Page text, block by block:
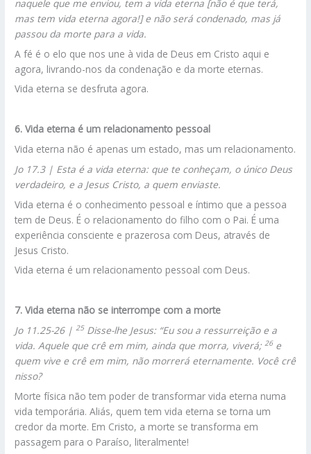
naquele que me enviou, tem a vida eterna [não é que terá,
mas tem vida eterna agora!] e não será condenado, mas já
passou da morte para a vida.
A fé é o elo que nos une à vida de Deus em Cristo aqui e
agora, livrando-nos da condenação e da morte eternas.
Vida eterna se desfruta agora.
6. Vida eterna é um relacionamento pessoal
Vida eterna não é apenas um estado, mas um relacionamento.
Jo 17.3 | Esta é a vida eterna: que te conheçam, o único Deus
verdadeiro, e a Jesus Cristo, a quem enviaste.
Vida eterna é o conhecimento pessoal e íntimo que a pessoa
tem de Deus. É o relacionamento do filho com o Pai. É uma
experiência consciente e prazerosa com Deus, através de
Jesus Cristo.
Vida eterna é um relacionamento pessoal com Deus.
7. Vida eterna não se interrompe com a morte
Jo 11.25-26 |25Disse-lhe Jesus: “Eu sou a ressurreição e a
vida. Aquele que crê em mim, ainda que morra, viverá;26e
quem vive e crê em mim, não morrerá eternamente. Você crê
nisso?
Morte física não tem poder de transformar vida eterna numa
vida temporária. Aliás, quem tem vida eterna se torna um
credor da morte. Em Cristo, a morte se transforma em
passagem para o Paraíso, literalmente!